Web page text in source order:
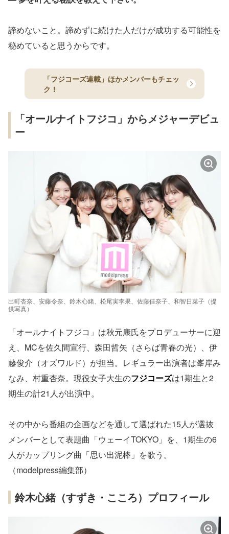
諦めないこと。諦めずに続けた人だけが成功する可能性を
秘めていると思うからです。
「フジコーズ連載」ほかメンバーもチェッ
ク！
「オールナイトフジコ」からメジャーデビュ
ー
出町杏奈、安藤令奈、鈴木心緒、松尾実李果、佐藤佳奈子、和智日菜子（提
供写真）
「オールナイトフジコ」は秋元康氏をプロデューサーに迎
え、MCを佐久間宣行、森田哲矢（さらば青春の光）、伊
藤俊介（オズワルド）が担当。レギュラー出演者は峯岸み
なみ、村重杏奈。現役女子大生のフジコーズは1期生と2
期生の計21人が出演中。
その中から番組の企画などを通して選ばれた15人が選抜
メンバーとして表題曲「ウェーイTOKYO」を、1期生の6
人がカップリング曲「思い出泥棒」を歌う。
（modelpress編集部）
鈴木心緒（すずき・こころ）プロフィール